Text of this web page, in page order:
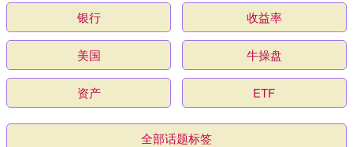
银行 收益率
美国 牛操盘
资产 ETF
全部话题标签